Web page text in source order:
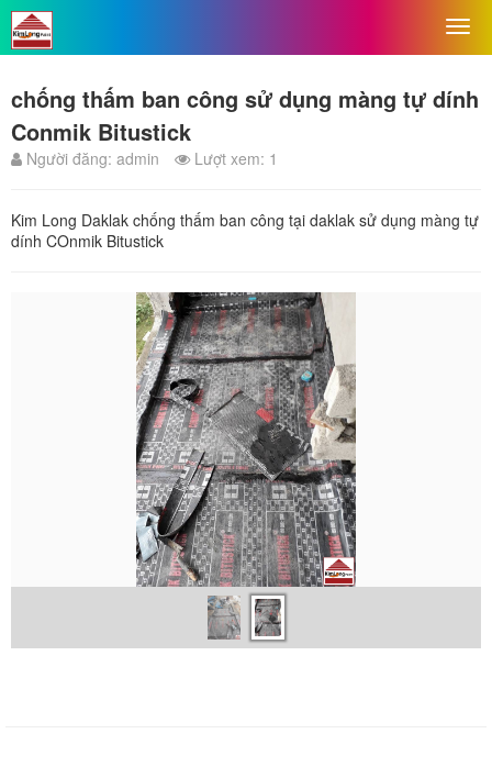
chống thấm ban công sử dụng màng tự dính
Conmik Bitustick
Người đăng: admin Lượt xem: 1
Kim Long Daklak chống thấm ban công tại daklak sử dụng màng tự
dính COnmik Bitustick